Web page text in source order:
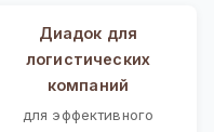
Диадок для
логистических
компаний
для эффективного